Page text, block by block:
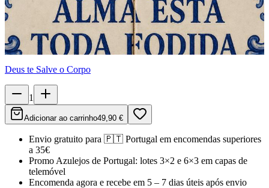
Deus te Salve o Corpo
1
Adicionar ao carrinho49,90 €
Envio gratuito para 🇵🇹 Portugal em encomendas superiores
a 35€
Promo Azulejos de Portugal: lotes 3×2 e 6×3 em capas de
telemóvel
Encomenda agora e recebe em 5 – 7 dias úteis após envio